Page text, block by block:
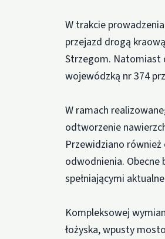
W trakcie
przejazd drogą
Strzegom. Natomiast
wojewódzką nr 374
W ramach
odtworzenie
Przewidziano
odwodnienia.
spełniającymi
Kompleksowej
łożyska, wpusty